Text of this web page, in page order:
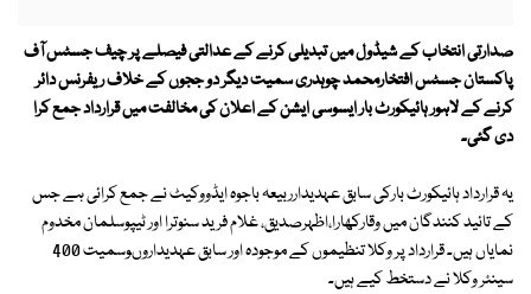
صدارتی انتخاب کے شیڈول میں تبدیلی کرنے کے عدالتی فیصلے پر چیف جسٹس آف
پاکستان جسٹس افتخارمحمد چوہدری سمیت دیگر دو ججوں کے خلاف ریفرنس دائر
کرنے کے لاہور ہائیکورٹ بار ایسوسی ایشن کے اعلان کی مخالفت میں قرارداد جمع کرا
دی گئی۔
یہ قرارداد ہائیکورٹ بارکی سابق عہدیدارربیعہ باجوہ ایڈووکیٹ نے جمع کرائی ہے جس
کے تائید کنندگان میں وقارکھارا،اظہرصدیق، غلام فرید سنوترا اور ٹیپوسلمان مخدوم
نمایاں ہیں۔ قرارداد پر وکلا تنظیموں کے موجودہ اور سابق عہدیداروںوسمیت 400
سینئر وکلا نے دستخط کیے ہیں۔